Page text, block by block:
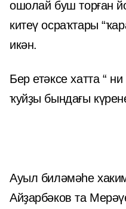
ошолай буш торған
китеү осраҡтары
икән.
Бер етәксе хатта “
ҡуйҙы бындағы
Ауыл биләмәһе
Айҙарбәков та